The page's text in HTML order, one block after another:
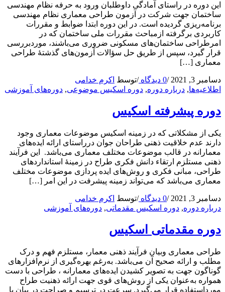
این دوره در راستای آمادگی داوطلبان ورود به حرفه نظام‌ مهندسی
ساختمان جهت شرکت در آزمون طراحی معماری نظام‌ مهندسی
برنامه‌ریزی گردیده است. در این دوره ابتدا ضوابط و مقررات
کاربردی برگرفته ازمباحث مقررات ملی ساختمان که در
امرطراحی ساختمان‌های مسکونی ضروری می‌باشند، موردبررسی
قرار گیرد، سپس از طریق حل سؤالات آزمون‌های گذشتۀ طراحی
معماری […]
دسامبر 3, 2021 /0 دیدگاه /توسط اکرم خدامی
اطلاعیه‌ها, درباره دوره, دوره اسکیس موضوعی, دوره‌های آموزشی
دوره پیشرفته اسکیس
یکی از مشکلاتی که در زمینه اسکیس موضوعات معماری وجود
دارند عدم خلاقیت ذهنی طراحان جوان درراستای ارائه ایده‌های
معمارانه در قالب موضوعات مختلف معماری می‌باشد. این فرآیند
ذهنی مستلزم ارتقاء دانش فکری طراح در زمینۀ استانداردهای
طراحی، مبانی فکری و روش‌های ایده پردازی موضوعات مختلف
معماری می‌باشد که می‌تواند زمینه پیشرفت در این امر […]
دسامبر 3, 2021 /0 دیدگاه /توسط اکرم خدامی
درباره دوره, دوره اسکیس مقدماتی, دوره‌های آموزشی
دوره مقدماتی اسکیس
طراحی معماری وبیان فرآیند ذهنی معمار، مستلزم فهم و درک
مطلب و ارائه صحیح آن می‌باشد. به‌رغم بهره‌گیری از نرم‌افزارهای
گوناگون جهت به تصویر کشیدن ایده‌های معمارانه ، طراحی با دست
همواره به‌عنوان یکی از روش‌های قوی جهت ارائه ذهنیت طراح
مورداستفاده قرار می‌گیرد. سرعت در ترسیم و صراحت در بیان با